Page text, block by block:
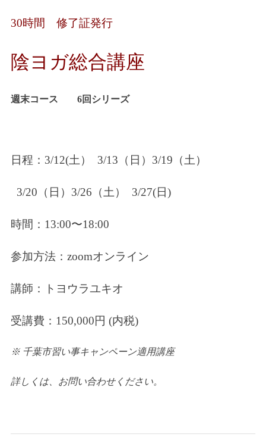
30時間 修了証発行
陰ヨガ総合講座
週末コース 6回シリーズ
日程：3/12(土） 3/13（日）3/19（土）
3/20（日）3/26（土） 3/27(日)
時間：13:00〜18:00
参加方法：zoomオンライン
講師：トヨウラユキオ
受講費：150,000円 (内税)
※ 千葉市習い事キャンペーン適用講座
詳しくは、お問い合わせください。